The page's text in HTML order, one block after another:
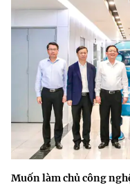
Muốn làm chủ công